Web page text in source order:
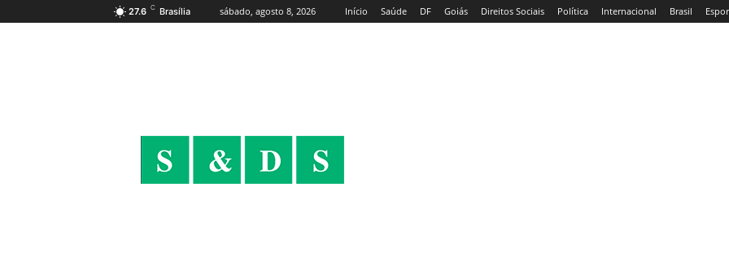
27.6 C Brasília sábado, agosto 8, 2026 Início Saúde DF Goiás Direitos Sociais Política Internacional Brasil